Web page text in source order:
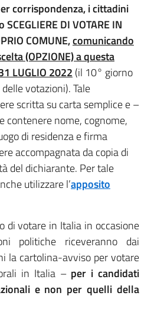
corrispondenza, i cittadini
DI VOTARE IN
COMUNE,comunicando
(OPZIONE) a questa
LUGLIO 2022 (il 10° giorno
votazioni). Tale
scritta su carta semplice e –
contenere nome, cognome,
di residenza e firma
accompagnata da copia di
del dichiarante. Per tale
utilizzare l’apposito
di votare in Italia in occasione
politiche riceveranno dai
la cartolina-avviso per votare
in Italia – per i candidati
e non per quelli della